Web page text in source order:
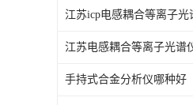
江苏icp电感耦合等离子光
手持式合金分析仪哪种好